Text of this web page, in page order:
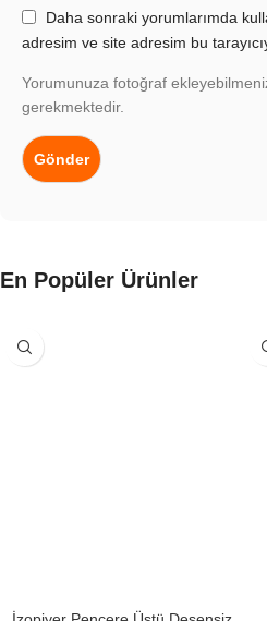
Daha sonraki yorumlarımda
adresim ve site adresim bu
Yorumunuza fotoğraf
gerekmektedir.
En Popüler Ürünler